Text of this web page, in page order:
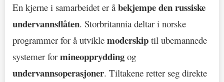
En kjerne i samarbeidet er åbekjempe den russiske
undervannsflåten. Storbritannia deltar i norske
programmer for å utvikle moderskip til ubemannede
systemer formineopprydding og
undervannsoperasjoner. Tiltakene retter seg direkte